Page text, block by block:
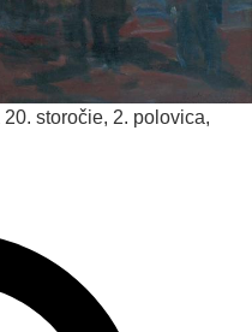
20. storočie, 2. polovica,